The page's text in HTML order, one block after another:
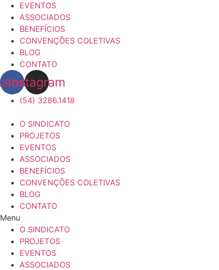
EVENTOS
ASSOCIADOS
BENEFÍCIOS
CONVENÇÕES COLETIVAS
BLOG
CONTATO
Instagram
(54) 3286.1418
O SINDICATO
PROJETOS
EVENTOS
ASSOCIADOS
BENEFÍCIOS
CONVENÇÕES COLETIVAS
BLOG
CONTATO
Menu
O SINDICATO
PROJETOS
EVENTOS
ASSOCIADOS